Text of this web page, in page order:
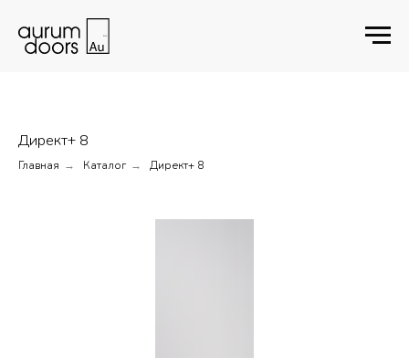
Директ+ 8
Главная → Каталог → Директ+ 8